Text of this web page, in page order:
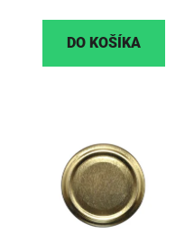
DO KOŠÍKA